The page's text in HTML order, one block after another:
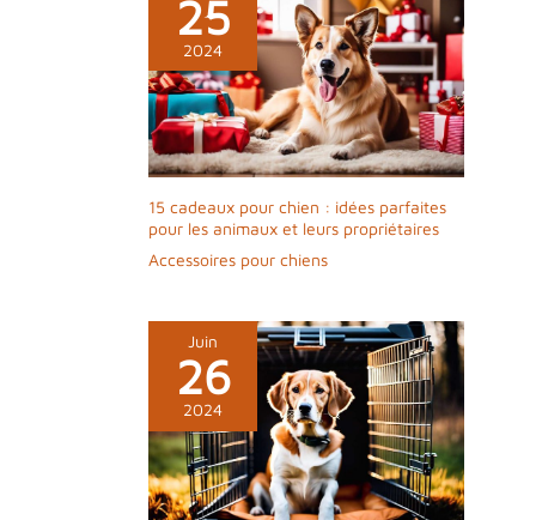
25
2024
15 cadeaux pour chien : idées parfaites
pour les animaux et leurs propriétaires
Accessoires pour chiens
Juin
26
2024